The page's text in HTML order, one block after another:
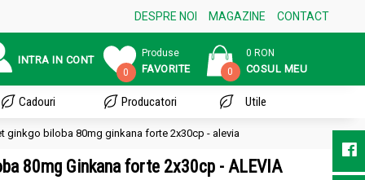
DESPRE NOI MAGAZINE CONTACT
INTRA IN CONT
0
Produse
FAVORITE 0
0 RON
COSUL MEU
Cadouri Producatori Utile
ginkgo biloba 80mg ginkana forte 2x30cp - alevia
80mg Ginkana forte 2x30cp - ALEVIA